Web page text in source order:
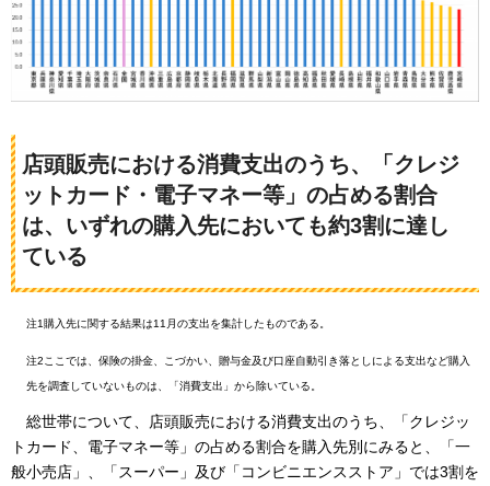
店頭販売における消費支出のうち、「クレジ
ットカード・電子マネー等」の占める割合
は、いずれの購入先においても約3割に達し
ている
注1購入先に関する結果は11月の支出を集計したものである。
注2ここでは、保険の掛金、こづかい、贈与金及び口座自動引き落としによる支出など購入
先を調査していないものは、「消費支出」から除いている。
総世帯について、
店頭販売における消費支出のうち、「クレジッ
トカード、電子マネー等」の占める割合を購入先別にみると、「一
般小売店」、「スーパー」及び「コンビニエンスストア」では3割を